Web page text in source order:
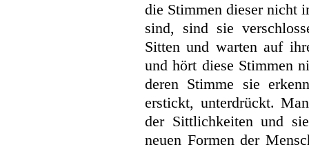
die Stimmen dieser nicht
sind, sind sie
Sitten und warten auf
und hört diese Stimmen
deren Stimme sie
erstickt, unterdrückt.
der Sittlichkeiten und
neuen Formen der